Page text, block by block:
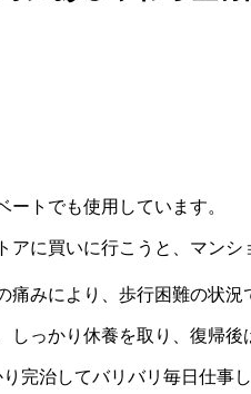
トでも使用しています。
アに買いに行こうと、マン
みにより、歩行困難の状
っかり休養を取り、復帰後
完治してバリバリ毎日仕事し